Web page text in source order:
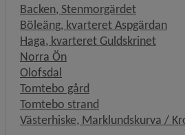
Backen, Stenmorgärdet
Böleäng, kvarteret Aspgärdan
Haga, kvarteret Guldskrinet
Norra Ön
Olofsdal
Tomtebo gård
Tomtebo strand
Västerhiske, Marklundskurva /